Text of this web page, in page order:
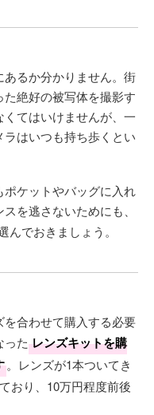
るか分かりません。街
絶好の被写体を撮影す
てはいけませんが、一
はいつも持ち歩くとい
ケットやバッグに入れ
を逃さないためにも、
んでおきましょう。
合わせて購入する必要
った レンズキットを購
。レンズが1本ついてき
おり、10万円程度前後